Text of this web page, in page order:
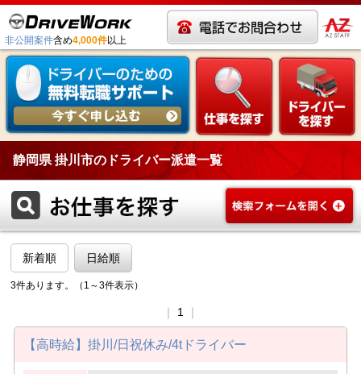
非公開案件含め4,000件以上
静岡県 掛川市のドライバー派遣一覧
新着順 日給順
3件あります。（1～3件表示）
1
【高時給】掛川/日祝休み/4tドライバー